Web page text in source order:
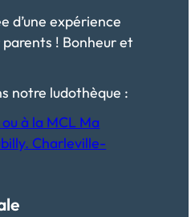
d’une expérience
! Bonheur et
notre ludothèque :
à la MCL Ma
Charleville-